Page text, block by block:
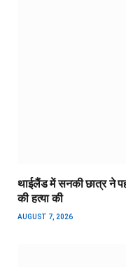
थाईलैंड में सनकी छात्र ने
की हत्या की
AUGUST 7, 2026